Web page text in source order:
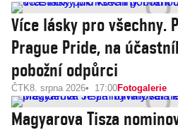
Více lásky pro všechny.
Prague Pride, na
pobožní odpůrci
ČTK8. srpna 2026 17:00Fotogalerie
Magyarova Tisza